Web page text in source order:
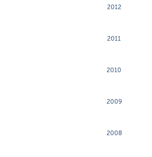
2012
2011
2010
2009
2008